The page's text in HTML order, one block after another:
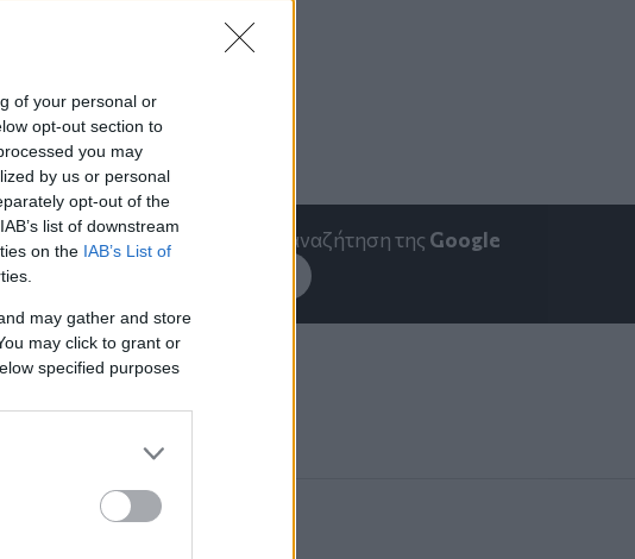
of your personal or
opt-out section to
you may
by us or personal
opt-out of the
list of downstream
on the IAB’s List of
may gather and store
may click to grant or
specified purposes
emakedonia.gr στην αναζήτηση της Google